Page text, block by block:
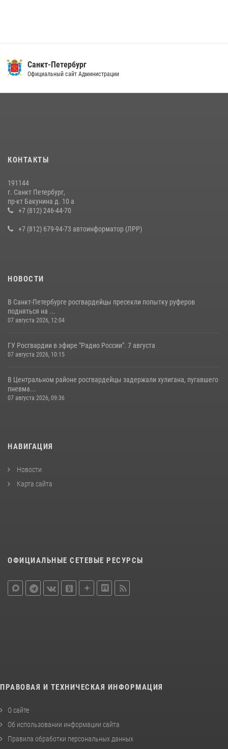
Санкт-Петербург
Официальный сайт Администрации
КОНТАКТЫ
191144
г. Санкт Петербург,
пр-кт Бакунина д. 10 а
+7 (812) 246-44-70
+7 (812) 679-94-73 автоинформатор (ЛРР)
НОВОСТИ
В Санкт-Петербурге росгвардейцы пресекли попытку руферов
подняться на ...
07 августа 2026, 12:04
ГУ Росгвардии в эфире "Радио России". 7 августа
07 августа 2026, 10:15
В Центральном районе росгвардейцы задержали хулигана, пугавшего
пневма...
07 августа 2026, 09:36
НАВИГАЦИЯ
Новости
Карта сайта
ОФИЦИАЛЬНЫЕ СЕТЕВЫЕ РЕСУРСЫ
ПРАВОВАЯ И ТЕХНИЧЕСКАЯ ИНФОРМАЦИЯ
О сайте
Об использовании информации сайта
Правила обработки персональных данных